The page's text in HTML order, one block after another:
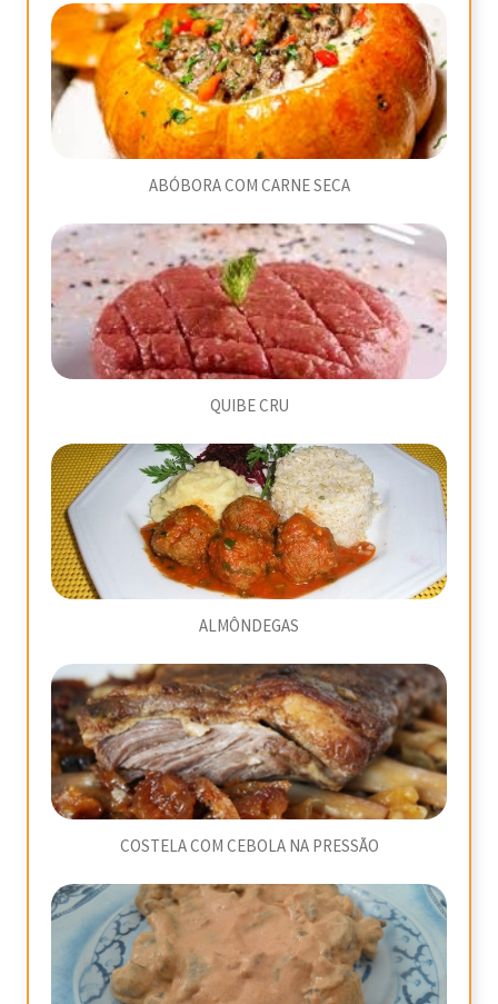
ABÓBORA COM CARNE SECA
QUIBE CRU
ALMÔNDEGAS
COSTELA COM CEBOLA NA PRESSÃO